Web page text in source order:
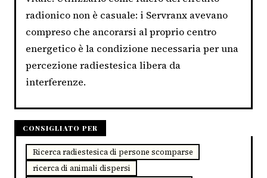
radionico non è casuale: i Servranx avevano
compreso che ancorarsi al proprio centro
energetico è la condizione necessaria per una
percezione radiestesica libera da
interferenze.
CONSIGLIATO PER
Ricerca radiestesica di persone scomparse
ricerca di animali dispersi